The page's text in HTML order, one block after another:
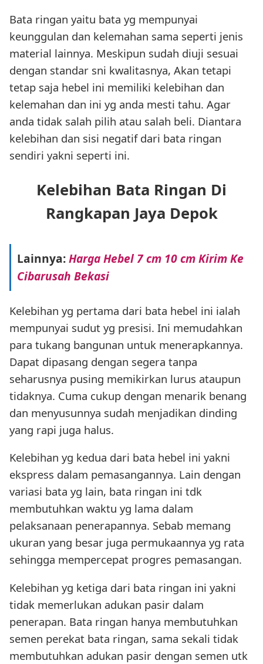
Bata ringan yaitu bata yg mempunyai
keunggulan dan kelemahan sama seperti jenis
material lainnya. Meskipun sudah diuji sesuai
dengan standar sni kwalitasnya, Akan tetapi
tetap saja hebel ini memiliki kelebihan dan
kelemahan dan ini yg anda mesti tahu. Agar
anda tidak salah pilih atau salah beli. Diantara
kelebihan dan sisi negatif dari bata ringan
sendiri yakni seperti ini.
Kelebihan Bata Ringan Di
Rangkapan Jaya Depok
Lainnya:Harga Hebel 7 cm 10 cm Kirim Ke
Cibarusah Bekasi
Kelebihan yg pertama dari bata hebel ini ialah
mempunyai sudut yg presisi. Ini memudahkan
para tukang bangunan untuk menerapkannya.
Dapat dipasang dengan segera tanpa
seharusnya pusing memikirkan lurus ataupun
tidaknya. Cuma cukup dengan menarik benang
dan menyusunnya sudah menjadikan dinding
yang rapi juga halus.
Kelebihan yg kedua dari bata hebel ini yakni
ekspress dalam pemasangannya. Lain dengan
variasi bata yg lain, bata ringan ini tdk
membutuhkan waktu yg lama dalam
pelaksanaan penerapannya. Sebab memang
ukuran yang besar juga permukaannya yg rata
sehingga mempercepat progres pemasangan.
Kelebihan yg ketiga dari bata ringan ini yakni
tidak memerlukan adukan pasir dalam
penerapan. Bata ringan hanya membutuhkan
semen perekat bata ringan, sama sekali tidak
membutuhkan adukan pasir dengan semen utk